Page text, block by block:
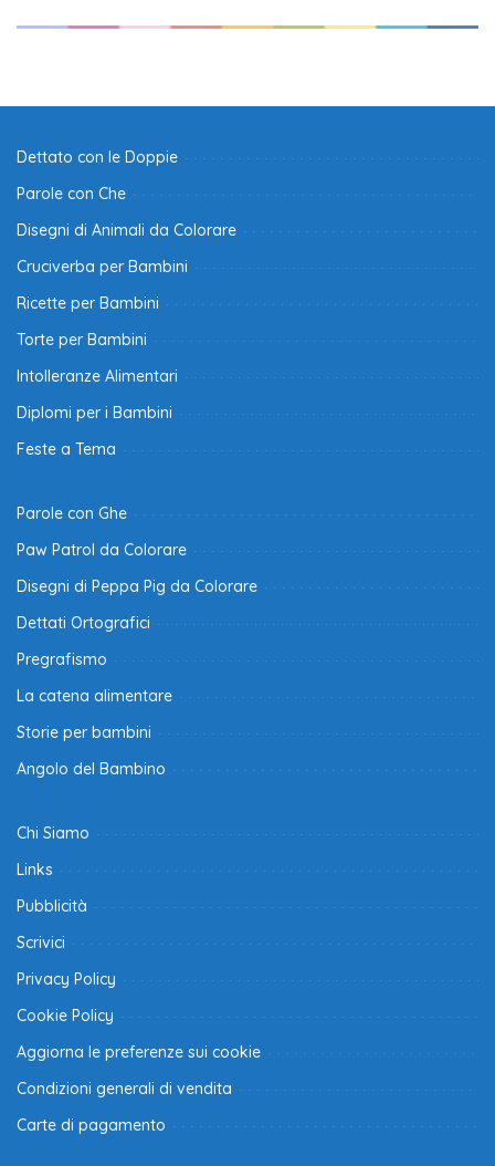
Dettato con le Doppie
Parole con Che
Disegni di Animali da Colorare
Cruciverba per Bambini
Ricette per Bambini
Torte per Bambini
Intolleranze Alimentari
Diplomi per i Bambini
Feste a Tema
Parole con Ghe
Paw Patrol da Colorare
Disegni di Peppa Pig da Colorare
Dettati Ortografici
Pregrafismo
La catena alimentare
Storie per bambini
Angolo del Bambino
Chi Siamo
Links
Pubblicità
Scrivici
Privacy Policy
Cookie Policy
Aggiorna le preferenze sui cookie
Condizioni generali di vendita
Carte di pagamento